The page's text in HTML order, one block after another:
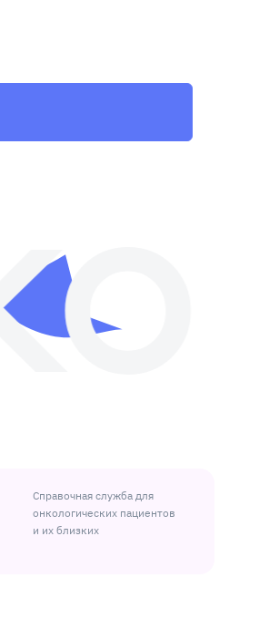
Справочная служба для
онкологических пациентов
и их близких